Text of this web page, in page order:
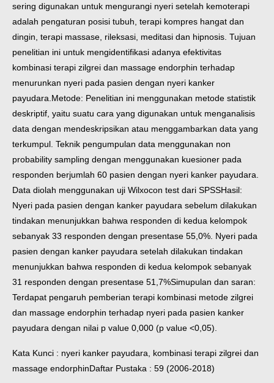
sering digunakan untuk mengurangi nyeri setelah kemoterapi
adalah pengaturan posisi tubuh, terapi kompres hangat dan
dingin, terapi massase, rileksasi, meditasi dan hipnosis. Tujuan
penelitian ini untuk mengidentifikasi adanya efektivitas
kombinasi terapi zilgrei dan massage endorphin terhadap
menurunkan nyeri pada pasien dengan nyeri kanker
payudara. Metode: Penelitian ini menggunakan metode statistik
deskriptif, yaitu suatu cara yang digunakan untuk menganalisis
data dengan mendeskripsikan atau menggambarkan data yang
terkumpul. Teknik pengumpulan data menggunakan non
probability sampling dengan menggunakan kuesioner pada
responden berjumlah 60 pasien dengan nyeri kanker payudara.
Data diolah menggunakan uji Wilxocon test dari SPSSHasil:
Nyeri pada pasien dengan kanker payudara sebelum dilakukan
tindakan menunjukkan bahwa responden di kedua kelompok
sebanyak 33 responden dengan presentase 55,0%. Nyeri pada
pasien dengan kanker payudara setelah dilakukan tindakan
menunjukkan bahwa responden di kedua kelompok sebanyak
31 responden dengan presentase 51,7%Simupulan dan saran:
Terdapat pengaruh pemberian terapi kombinasi metode zilgrei
dan massage endorphin terhadap nyeri pada pasien kanker
payudara dengan nilai p value 0,000 (p value <0,05).
Kata Kunci : nyeri kanker payudara, kombinasi terapi zilgrei dan
massage endorphinDaftar Pustaka : 59 (2006-2018)